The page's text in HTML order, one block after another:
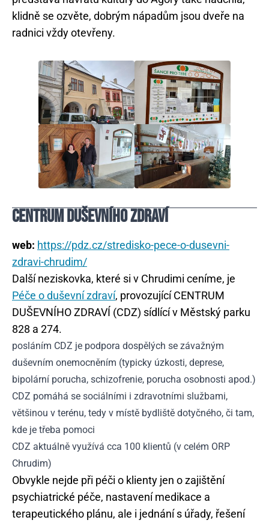
klidně se ozvěte, dobrým nápadům jsou dveře na
radnici vždy otevřeny.
CENTRUM DUŠEVNÍHO ZDRAVÍ
web: https://pdz.cz/stredisko-pece-o-dusevni-
zdravi-chrudim/
Další neziskovka, které si v Chrudimi ceníme, je
Péče o duševní zdraví, provozující CENTRUM
DUŠEVNÍHO ZDRAVÍ (CDZ) sídlící v Městský parku
828 a 274.
posláním CDZ je podpora dospělých se závažným
duševním onemocněním (typicky úzkosti, deprese,
bipolární porucha, schizofrenie, porucha osobnosti apod.)
CDZ pomáhá se sociálními i zdravotními službami,
většinou v terénu, tedy v místě bydliště dotyčného, či tam,
kde je třeba pomoci
CDZ aktuálně využívá cca 100 klientů (v celém ORP
Chrudim)
Obvykle nejde při péči o klienty jen o zajištění
psychiatrické péče, nastavení medikace a
terapeutického plánu, ale i jednání s úřady, řešení